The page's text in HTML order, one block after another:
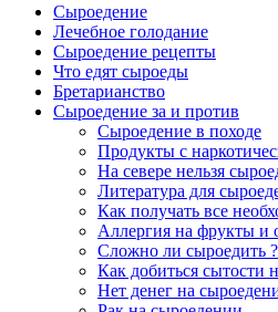
Сыроедение
Лечебное голодание
Сыроедение рецепты
Что едят сыроеды
Бретарианство
Сыроедение за и против
Сыроедение в походе
Продукты с
На севере нельзя
Литература для
Как получать все
Аллергия на фрукты и
Сложно ли сыроедить ?
Как добиться сытости
Нет денег на